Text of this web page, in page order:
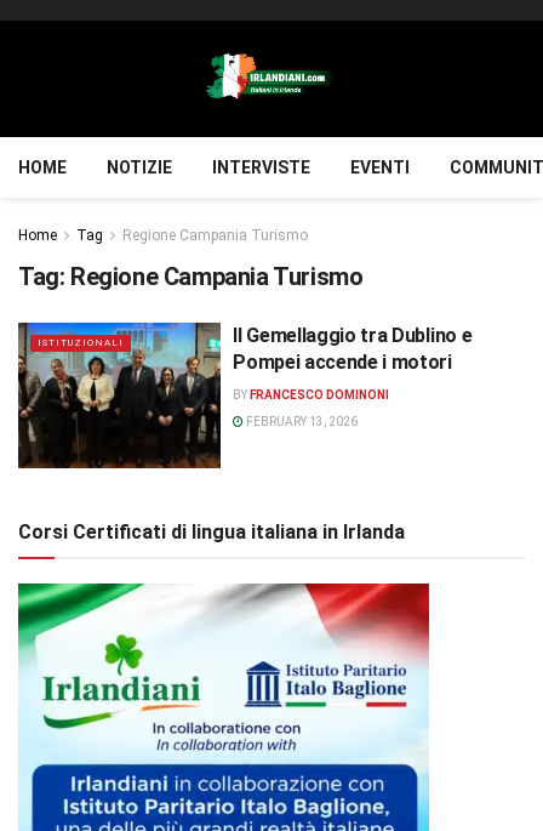
HOME NOTIZIE INTERVISTE EVENTI
Home Tag Regione Campania Turismo
Tag: Regione Campania Turismo
ISTITUZIONALI
Il Gemellaggio tra Dublino e
Pompei accende i motori
BY FRANCESCO DOMINONI
FEBRUARY 13, 2026
Corsi Certificati di lingua italiana in Irlanda